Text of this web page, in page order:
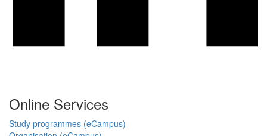
Online Services
Study programmes (eCampus)